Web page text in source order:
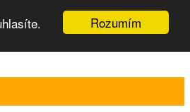
Rozumím